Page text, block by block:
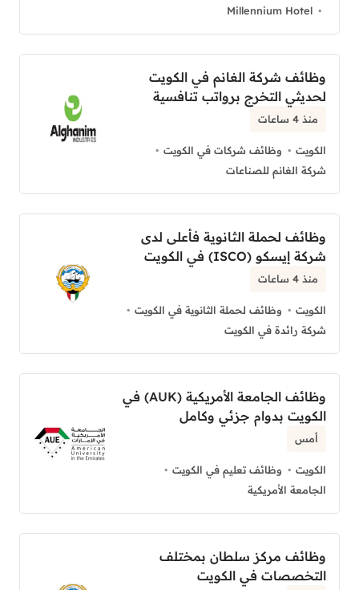
Millennium Hotel
وظائف شركة الغانم في الكويت
لحديثي التخرج برواتب تنافسية
منذ 4 ساعات
الكويت
وظائف شركات في الكويت
شركة الغانم للصناعات
وظائف لحملة الثانوية فأعلى لدى
شركة إيسكو (ISCO) في الكويت
منذ 4 ساعات
الكويت
وظائف لحملة الثانوية في الكويت
شركة رائدة في الكويت
وظائف الجامعة الأمريكية (AUK) في
الكويت بدوام جزئي وكامل
أمس
الكويت
وظائف تعليم في الكويت
الجامعة الأمريكية
وظائف مركز سلطان بمختلف
التخصصات في الكويت